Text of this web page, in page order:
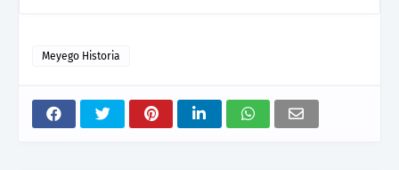
Meyego Historia